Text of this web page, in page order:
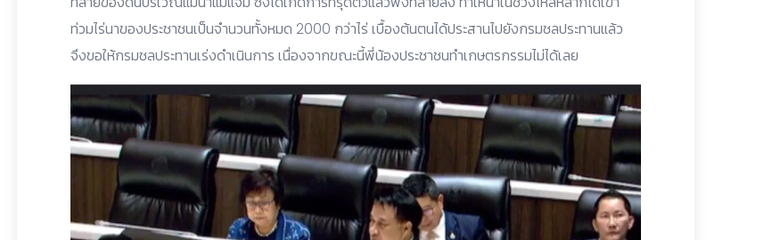
ท่วมไร่นาของประชาชนเป็นจำนวนทั้งหมด 2000 กว่าไร่ เบื้องต้นตนได้ประสานไปยังกรมชลประทานแล้ว
จึงขอให้กรมชลประทานเร่งดำเนินการ เนื่องจากขณะนี้พี่น้องประชาชนทำเกษตรกรรมไม่ได้เลย